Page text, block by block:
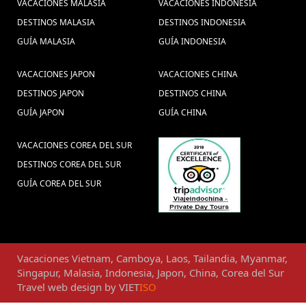
guia Camboja (1) ,
Prêmio 2020 (1) ,
Excursiones
Tailandia (3) ,
Laos Dinero (1) ,Parque Nacional de
viajar a camboya, guia de camboya (2) ,vacaciones familiares
en Vietnam (4) ,
Tour familiar de Vietnam (4) ,
Hanói Grande Prêmio (1) ,viajar Tailândia (1)
vietname (1) ,Paquete turistico a Myanmar (3) ,
Vacaciones en Camboya (6) ,
viagem laos (1) ,
Viajes en familia a
vietnam customized holidays (2) ,
Pacotes de viagens Laos (1) ,
Miss Grand Internacional 2017
(1) , Templos de Angkor (1) ,
VACACIONES MALASIA
DESTINOS MALASIA
GUÍA MALASIA
VACACIONES INDONESIA
DESTINOS INDONESIA
GUÍA INDONESIA
VACACIONES JAPON
DESTINOS JAPON
GUÍA JAPON
VACACIONES CHINA
DESTINOS CHINA
GUÍA CHINA
VACACIONES COREA DEL SUR
DESTINOS COREA DEL SUR
GUÍA COREA DEL SUR
Vacaciones Vietnam, Camboya, Laos, Tailandia, Myanmar,
Singapur, Malasia, Indonesia, Japon, China, Corea del Sur
Travel web design by VIETISO